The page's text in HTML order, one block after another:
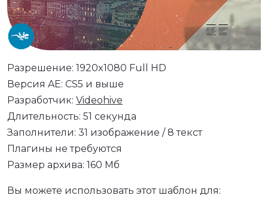
Разрешение: 1920x1080 Full HD
Версия AE: CS5 и выше
Разработчик: Videohive
Длительность: 51 секунда
Заполнители: 31 изображение / 8 текст
Плагины не требуются
Размер архива: 160 Мб
Вы можете использовать этот шаблон для: